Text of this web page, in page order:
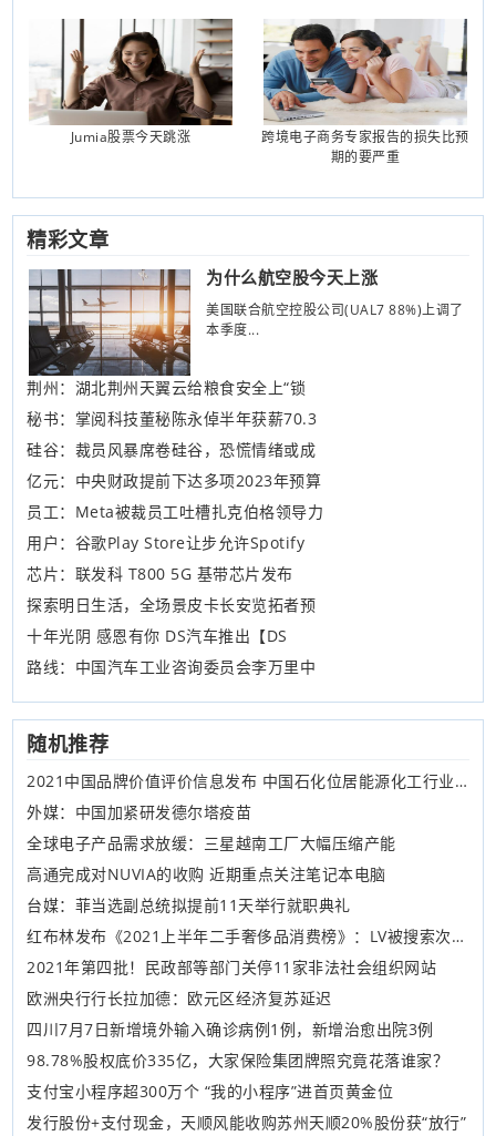
Jumia股票今天跳涨
跨境电子商务专家报告的损失比预
期的要严重
精彩文章
为什么航空股今天上涨
美国联合航空控股公司(UAL7 88%)上调了
本季度...
荆州：湖北荆州天翼云给粮食安全上“锁
秘书：掌阅科技董秘陈永倬半年获薪70.3
硅谷：裁员风暴席卷硅谷，恐慌情绪或成
亿元：中央财政提前下达多项2023年预算
员工：Meta被裁员工吐槽扎克伯格领导力
用户：谷歌Play Store让步允许Spotify
芯片：联发科 T800 5G 基带芯片发布
探索明日生活，全场景皮卡长安览拓者预
十年光阴 感恩有你 DS汽车推出【DS
路线：中国汽车工业咨询委员会李万里中
随机推荐
2021中国品牌价值评价信息发布 中国石化位居能源化工行业第一
外媒：中国加紧研发德尔塔疫苗
全球电子产品需求放缓：三星越南工厂大幅压缩产能
高通完成对NUVIA的收购 近期重点关注笔记本电脑
台媒：菲当选副总统拟提前11天举行就职典礼
红布林发布《2021上半年二手奢侈品消费榜》：LV被搜索次数超3300万 购买经典款成“新型理财”
2021年第四批！民政部等部门关停11家非法社会组织网站
欧洲央行行长拉加德：欧元区经济复苏延迟
四川7月7日新增境外输入确诊病例1例，新增治愈出院3例
98.78%股权底价335亿，大家保险集团牌照究竟花落谁家？
支付宝小程序超300万个 “我的小程序”进首页黄金位
发行股份+支付现金，天顺风能收购苏州天顺20%股份获“放行”